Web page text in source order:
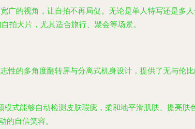
广的视角，让自拍不再局促。无论是单人特写还是多
拍大片，尤其适合旅行、聚会等场景。
性的多角度翻转屏与分离式机身设计，提供了无与伦
式能够自动检测皮肤瑕疵，柔和地平滑肌肤、提亮肤
的自信笑容。